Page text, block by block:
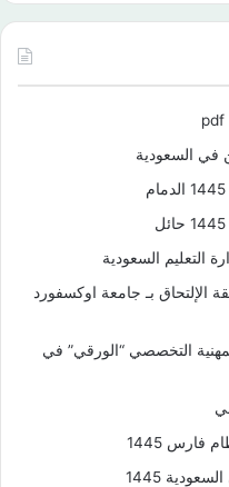
التعليم السعودية
الإلتحاق بـ جامعة اوكسفورد
التخصصي “الورقي” في
1445
1445